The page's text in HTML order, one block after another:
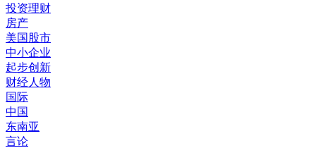
投资理财
房产
美国股市
中小企业
起步创新
财经人物
国际
中国
东南亚
言论